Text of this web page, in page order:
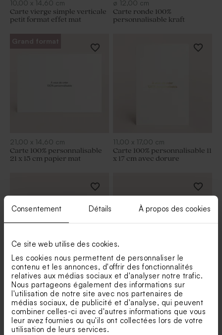
Consentement Détails À propos des cookies
Ce site web utilise des cookies.
Les cookies nous permettent de personnaliser le
contenu et les annonces, d'offrir des fonctionnalités
relatives aux médias sociaux et d'analyser notre trafic.
Nous partageons également des informations sur
l'utilisation de notre site avec nos partenaires de
médias sociaux, de publicité et d'analyse, qui peuvent
combiner celles-ci avec d'autres informations que vous
leur avez fournies ou qu'ils ont collectées lors de votre
utilisation de leurs services.
10,00 x 14,60 cm
Carte vierge simple verticale
petit format effet mat
ø 12,00 cm
Carte ronde 100%
personnalisable kraft
Grand format
21,00 x 14,60 cm
Carte 100% personnalisable
21 x 15 cm papier mat
11,00 x 17,00 cm
Carte 100% personnalisable 11
x 17 cm avec dorure
14,60x10,00 cm
Carte kraft 100%
personnalisable 15 x 10 cm
17,00 x11,00 cm
Carte 3 volets 100%
personnalisable 17 x 11 cm
papier mat